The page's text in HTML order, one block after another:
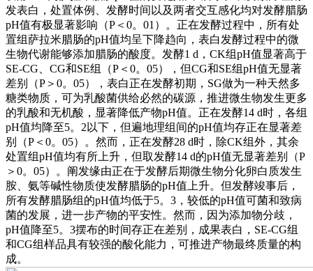
发表白，处置体例、发酵时间以及两者交互感化均对发酵腊肠
pH值有极显著影响（P＜0。01）。正在发酵过程中，所有处
置组萨拉米腊肠的pH值均呈下降趋向，表白发酵过程中的微
生物代谢能够添加腊肠的酸度。发酵1 d，CK组pH值显著高于
SE-CG、CG和SE组（P＜0。05），但CG和SE组pH值无显著
差别（P＞0。05），表白正在发酵初期，SG做为一种天然多
糖类物质，可为乳酸菌供给必然的碳源，推进微生物发生更多
的乳酸和无机酸，显著降低产物pH值。正在发酵14 d时，各组
pH值均降至5。2以下，但遍地理组间的pH值均存正在显著差
别（P＜0。05）。然而，正在发酵28 d时，除CK组外，其余
处置组pH值均有所上升，但取发酵14 d的pH值无显著差别（P
＞0。05）。阐发缘由正在于发酵后期微生物分化卵白质发生
胺、氨等碱性物质使发酵腊肠的pH值上升。但发酵竣事后，
所有发酵腊肠组的pH值均低于5。3，较低的pH值可菌和致病
菌的发展，进一步产物的平安性。然而，因为添加物分歧，
pH值降至5。3摆布的时间存正在差别，成果表白，SE-CG组
和CG组样品具有较强的酸化能力，可推进产物最终质量的构
成。